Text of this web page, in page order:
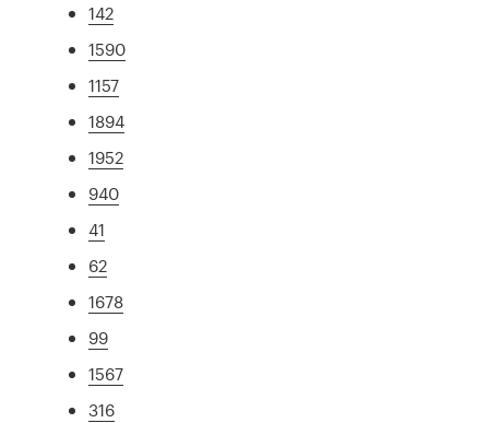
142
1590
1157
1894
1952
940
41
62
1678
99
1567
316